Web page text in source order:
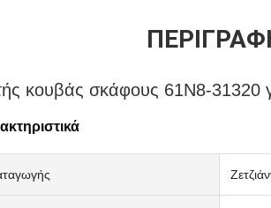
κουβάς σκάφους 61N8-31320